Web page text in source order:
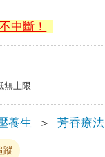
中斷！
無上限
養生 ＞ 芳香療法
蹤